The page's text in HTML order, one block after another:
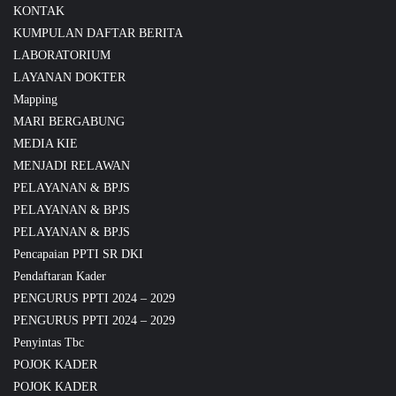
KONTAK
KUMPULAN DAFTAR BERITA
LABORATORIUM
LAYANAN DOKTER
Mapping
MARI BERGABUNG
MEDIA KIE
MENJADI RELAWAN
PELAYANAN & BPJS
PELAYANAN & BPJS
PELAYANAN & BPJS
Pencapaian PPTI SR DKI
Pendaftaran Kader
PENGURUS PPTI 2024 – 2029
PENGURUS PPTI 2024 – 2029
Penyintas Tbc
POJOK KADER
POJOK KADER